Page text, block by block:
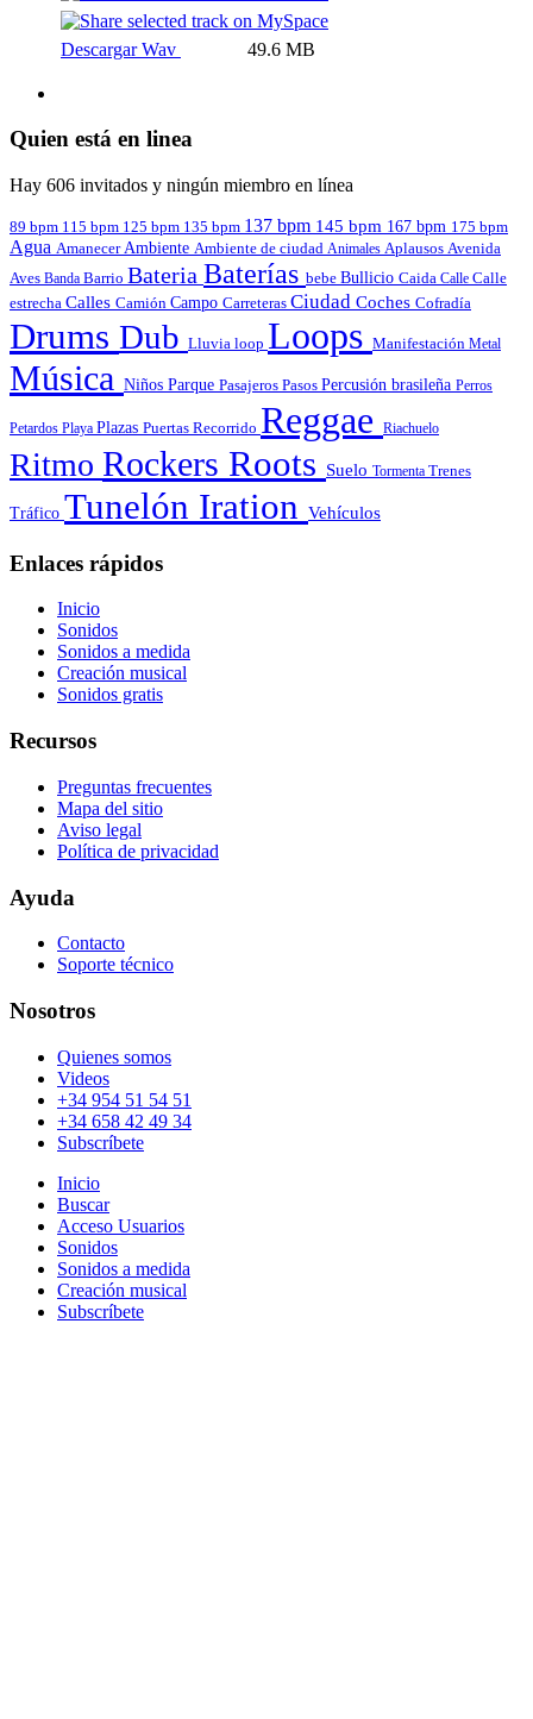
Descargar Wav 49.6 MB
Quien está en linea
Hay 606 invitados y ningún miembro en línea
89 bpm 115 bpm 125 bpm 135 bpm 137 bpm 145 bpm 167 bpm 175 bpm
Agua Amanecer Ambiente Ambiente de ciudad Animales Aplausos Avenida
Aves Banda Barrio Bateria Baterías bebe Bullicio Caida Calle Calle
estrecha Calles Camión Campo Carreteras Ciudad Coches Cofradía
Drums Dub Lluvia loop Loops Manifestación Metal
Música Niños Parque Pasajeros Pasos Percusión brasileña Perros
Petardos Playa Plazas Puertas Recorrido Reggae Riachuelo
Ritmo Rockers Roots Suelo Tormenta Trenes
Tráfico Tunelón Iration Vehículos
Enlaces rápidos
Inicio
Sonidos
Sonidos a medida
Creación musical
Sonidos gratis
Recursos
Preguntas frecuentes
Mapa del sitio
Aviso legal
Política de privacidad
Ayuda
Contacto
Soporte técnico
Nosotros
Quienes somos
Videos
+34 954 51 54 51
+34 658 42 49 34
Subscríbete
Inicio
Buscar
Acceso Usuarios
Sonidos
Sonidos a medida
Creación musical
Subscríbete